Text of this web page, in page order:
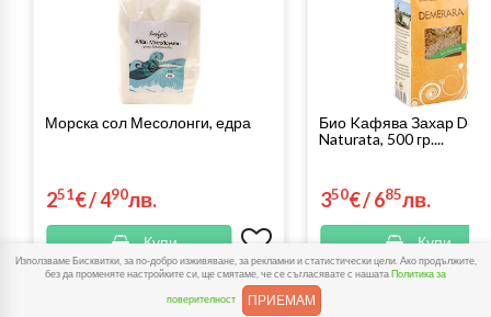
Морска сол Месолонги, едра
251€/490лв.
Купи
Био Kафява Захар
Naturata, 500 гр....
350€/685лв.
Купи
Използваме Бисквитки, за по-добро изживяване, за рекламни и статистически цели. Ако продължите,
без да променяте настройките си, ще смятаме, че се съгласявате с нашатаПолитика за
поверителност ПРИЕМАМ